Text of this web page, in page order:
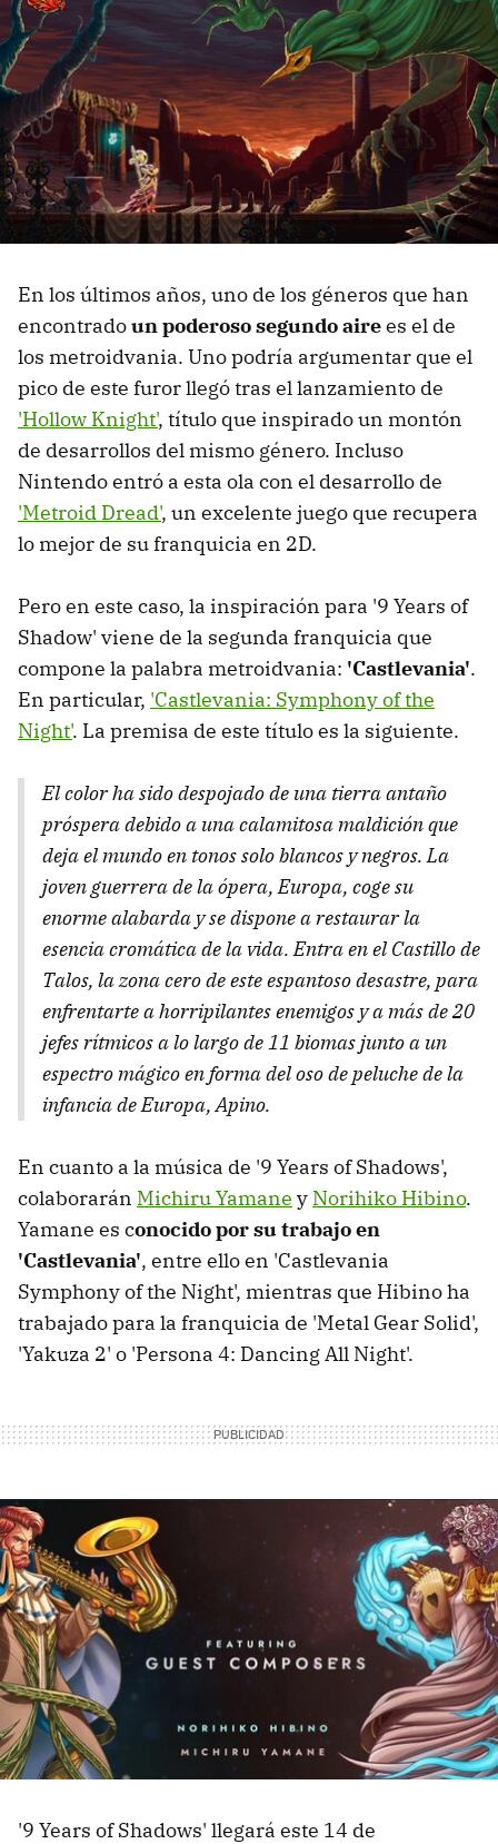
En los últimos años, uno de los géneros que han
encontradoun poderoso segundo airees el de
los metroidvania. Uno podría argumentar que el
pico de este furor llegó tras el lanzamiento de
'Hollow Knight', título que inspirado un montón
de desarrollos del mismo género. Incluso
Nintendo entró a esta ola con el desarrollo de
'Metroid Dread', un excelente juego que recupera
lo mejor de su franquicia en 2D.
Pero en este caso, la inspiración para '9 Years of
Shadow' viene de la segunda franquicia que
compone la palabra metroidvania: 'Castlevania'.
En particular, 'Castlevania: Symphony of the
Night'. La premisa de este título es la siguiente.
El color ha sido despojado de una tierra antaño
próspera debido a una calamitosa maldición que
deja el mundo en tonos solo blancos y negros. La
joven guerrera de la ópera, Europa, coge su
enorme alabarda y se dispone a restaurar la
esencia cromática de la vida. Entra en el Castillo de
Talos, la zona cero de este espantoso desastre, para
enfrentarte a horripilantes enemigos y a más de 20
jefes rítmicos a lo largo de 11 biomas junto a un
espectro mágico en forma del oso de peluche de la
infancia de Europa, Apino.
En cuanto a la música de '9 Years of Shadows',
colaborarán Michiru Yamane y Norihiko Hibino.
Yamane es conocido por su trabajo en
'Castlevania', entre ello en 'Castlevania
Symphony of the Night', mientras que Hibino ha
trabajado para la franquicia de 'Metal Gear Solid',
'Yakuza 2' o 'Persona 4: Dancing All Night'.
'9 Years of Shadows' llegará este 14 de